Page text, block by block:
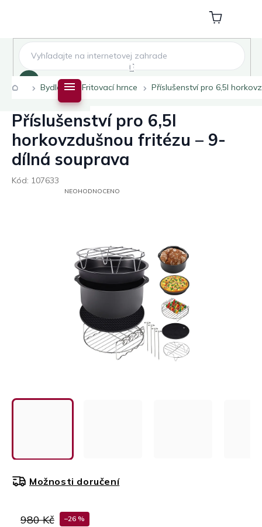
Nákupní
košík
DomůBydlení Fritovací hrnce Příslušenství pro 6,5l
Příslušenství pro 6,5l
horkovzdušnou fritézu – 9-
dílná souprava
Kód: 107633
PRŮMĚRNÉNEOHODNOCENO
980 Kč –26 %
Možnosti doručení